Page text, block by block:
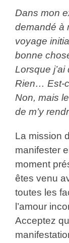
Dans mon
demandé à
voyage
bonne
Lorsque
Rien… Est-
Non, mais
de m’y
La mission
manifester
moment
êtes venu
toutes les
l’amour
Acceptez